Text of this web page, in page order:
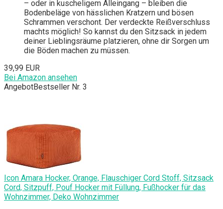
– oder in kuscheligem Alleingang – bleiben die
Bodenbeläge von hässlichen Kratzern und bösen
Schrammen verschont. Der verdeckte Reißverschluss
machts möglich! So kannst du den Sitzsack in jedem
deiner Lieblingsräume platzieren, ohne dir Sorgen um
die Böden machen zu müssen.
39,99 EUR
Bei Amazon ansehen
AngebotBestseller Nr. 3
Icon Amara Hocker, Orange, Flauschiger Cord Stoff, Sitzsack
Cord, Sitzpuff, Pouf Hocker mit Füllung, Fußhocker für das
Wohnzimmer, Deko Wohnzimmer